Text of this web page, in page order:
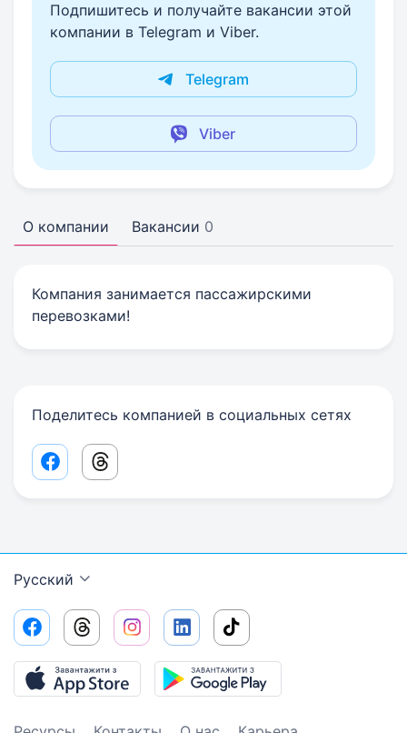
Подпишитесь и получайте вакансии этой
компании в Telegram и Viber.
Telegram
Viber
О компании Вакансии 0
Компания занимается пассажирскими
перевозками!
Поделитесь компанией в социальных сетях
Facebook share link
Threads share link
Русский